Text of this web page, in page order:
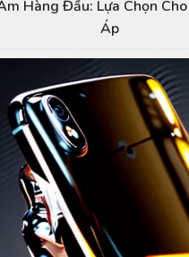
Hàng Đầu: Lựa Chọn
Áp